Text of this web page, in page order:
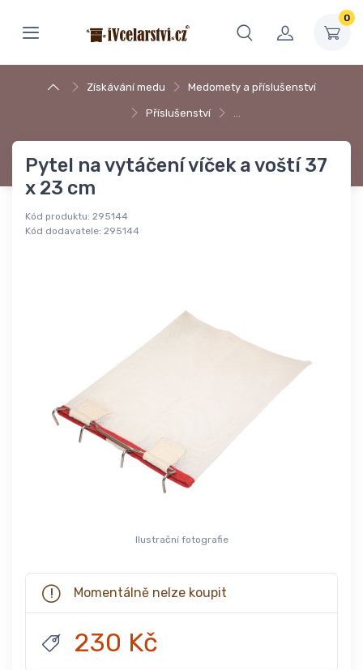
0
Získávání medu Medomety a příslušenství
Příslušenství …
Pytel na vytáčení víček a voští 37
x 23 cm
Kód produktu: 295144
Kód dodavatele: 295144
Ilustrační fotografie
Momentálně nelze koupit
230 Kč